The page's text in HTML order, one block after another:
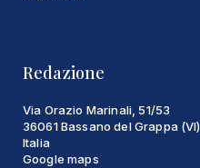
Redazione
Via Orazio Marinali, 51/53
36061 Bassano del Grappa (VI)
Italia
Google maps